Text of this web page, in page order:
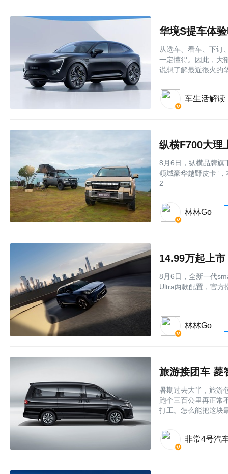
华境S提车体
从选车、看车、下订
一定懂得。因此，大
说想了解最近很火的
车生活解读
纵横F700大理
8月6日，纵横品牌旗
领域豪华越野皮卡”
2
林林Go
8月6日，全新一代
Ultra两款配置，官方
林林Go
旅游接团车 菱
暑期过去大半，旅游
跑个三百公里再正常
打工。怎么能把这块
非常4号汽